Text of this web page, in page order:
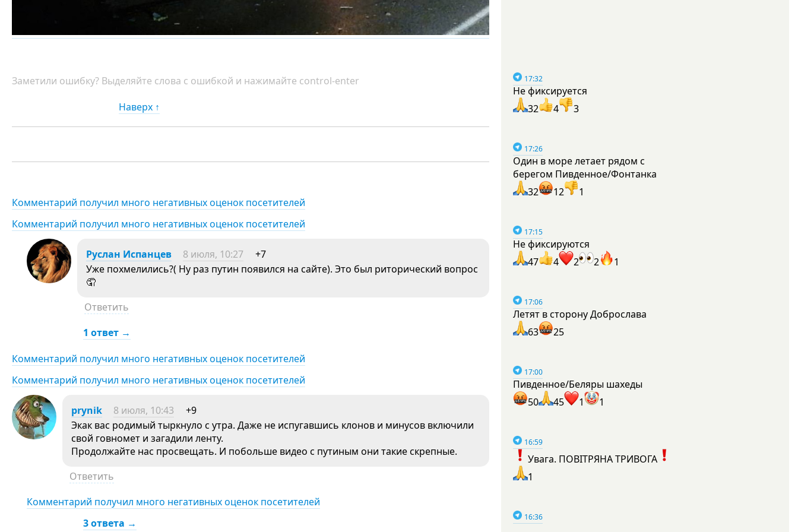
Заметили ошибку? Выделяйте слова с ошибкой и нажимайте control-enter
Наверх ↑
Комментарий получил много негативных оценок посетителей
Комментарий получил много негативных оценок посетителей
Руслан Испанцев 8 июля, 10:27
+7
Уже похмелились?( Ну раз путин появился на сайте). Это был риторический вопрос
🤦
Ответить
1 ответ →
Комментарий получил много негативных оценок посетителей
Комментарий получил много негативных оценок посетителей
prynik 8 июля, 10:43
+9
Экак вас родимый тыркнуло с утра. Даже не испугавшись клонов и минусов включили
свой говномет и загадили ленту.
Продолжайте нас просвещать. И побольше видео с путиным они такие скрепные.
Ответить
Комментарий получил много негативных оценок посетителей
3 ответа →
17:32
Не фиксируется
32
4 3
17:26
Один в море летает рядом с
берегом Пивденное/Фонтанка
32
12 1
17:15
Не фиксируются
47
4 2 2 1
17:06
Летят в сторону Доброслава
63
25
17:00
Пивденное/Беляры шахеды
50
45 1 1
16:59
Увага. ПОВІТРЯНА ТРИВОГА
1
16:36